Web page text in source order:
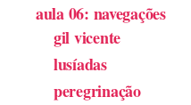
aula 06: navegações
gil vicente
lusíadas
peregrinação